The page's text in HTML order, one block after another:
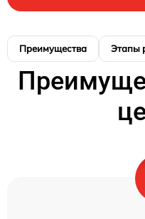
Преимущества Этапы